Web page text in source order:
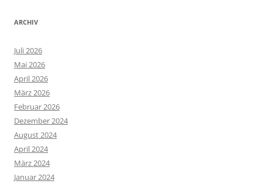
ARCHIV
Juli 2026
Mai 2026
April 2026
März 2026
Februar 2026
Dezember 2024
August 2024
April 2024
März 2024
Januar 2024